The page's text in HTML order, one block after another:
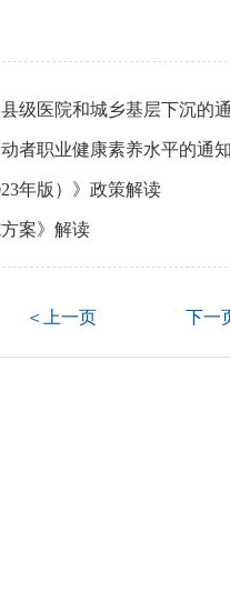
级医院和城乡基层下沉的
者职业健康素养水平的通
年版）》政策解读
案》解读
＜上一页 下一